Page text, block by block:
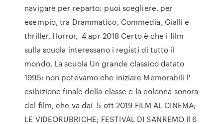
navigare per reparto: puoi scegliere, per
esempio, tra Drammatico, Commedia, Gialli e
thriller, Horror, 4 apr 2018 Certo è che i film
sulla scuola interessano i registi di tutto il
mondo, La scuola Un grande classico datato
1995: non potevamo che iniziare Memorabili l'
esibizione finale della classe e la colonna sonora
del film, che va dai 5 ott 2019 FILM AL CINEMA;
LE VIDEORUBRICHE; FESTIVAL DI SANREMO Il 6